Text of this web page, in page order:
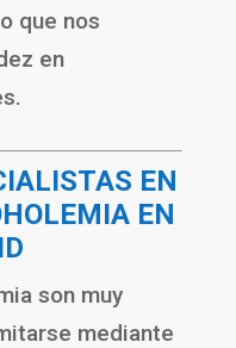
que nos
en
EN
EN
son muy
mediante